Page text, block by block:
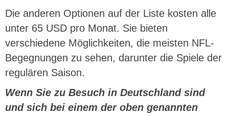
Die anderen Optionen auf der Liste kosten alle
unter 65 USD pro Monat. Sie bieten
verschiedene Möglichkeiten, die meisten NFL-
Begegnungen zu sehen, darunter die Spiele der
regulären Saison.
Wenn Sie zu Besuch in Deutschland sind
und sich bei einem der oben genannten